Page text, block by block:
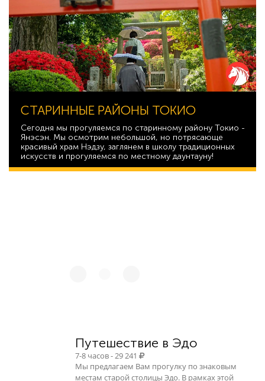
СТАРИННЫЕ РАЙОНЫ ТОКИО
Сегодня мы прогуляемся по старинному району Токио -
Янэсэн. Мы осмотрим небольшой, но потрясающе
красивый храм Нэдзу, заглянем в школу традиционных
искусств и прогуляемся по местному даунтауну!
Путешествие в Эдо
7-8 часов - 29 241
Мы предлагаем Вам прогулку по знаковым
местам старой столицы Эдо. В рамках этой